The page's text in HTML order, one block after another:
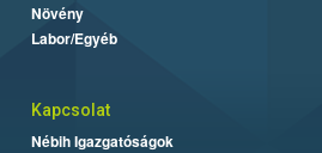
Növény
Labor/Egyéb
Kapcsolat
Nébih Igazgatóságok